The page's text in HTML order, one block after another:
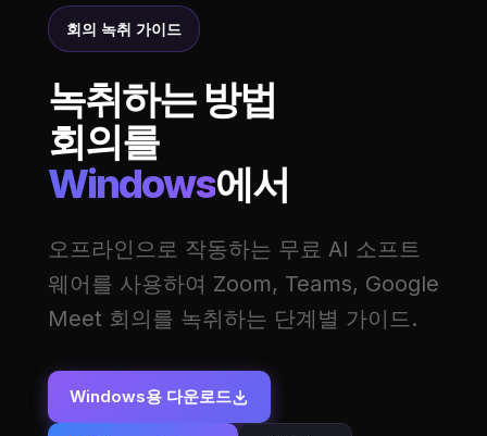
회의 녹취 가이드
녹취하는 방법
회의를
Windows에서
오프라인으로 작동하는 무료 AI 소프트
웨어를 사용하여 Zoom, Teams, Google
Meet 회의를 녹취하는 단계별 가이드.
Windows용 다운로드